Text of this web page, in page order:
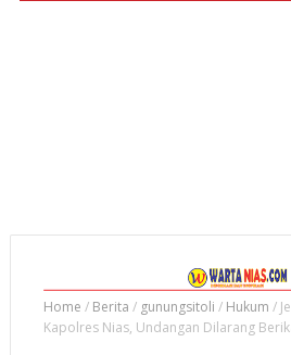
Home / Berita / gunungsitoli / Hukum /
Kapolres Nias, Undangan Dilarang